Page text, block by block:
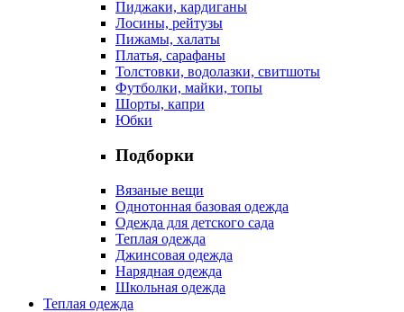
Пиджаки, кардиганы
Лосины, рейтузы
Пижамы, халаты
Платья, сарафаны
Толстовки, водолазки, свитшоты
Футболки, майки, топы
Шорты, капри
Юбки
Подборки
Вязаные вещи
Однотонная базовая одежда
Одежда для детского сада
Теплая одежда
Джинсовая одежда
Нарядная одежда
Школьная одежда
Теплая одежда